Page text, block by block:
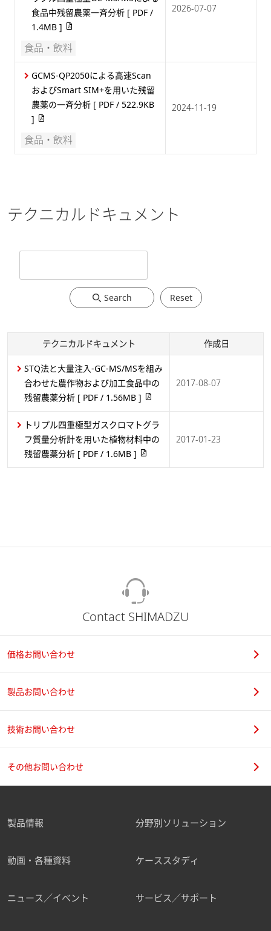
食品中残留農薬一斉分析 [ PDF /
1.4MB ]
食品・飲料
2026-07-07
GCMS-QP2050による高速Scan
およびSmart SIM+を用いた残留
農薬の一斉分析 [ PDF / 522.9KB
]
食品・飲料
2024-11-19
テクニカルドキュメント
Search Reset
テクニカルドキュメント 作成日
STQ法と大量注入-GC-MS/MSを組み
合わせた農作物および加工食品中の
残留農薬分析 [ PDF / 1.56MB ]
2017-08-07
トリプル四重極型ガスクロマトグラ
フ質量分析計を用いた植物材料中の
残留農薬分析 [ PDF / 1.6MB ]
2017-01-23
Contact SHIMADZU
価格お問い合わせ
製品お問い合わせ
技術お問い合わせ
その他お問い合わせ
製品情報 分野別ソリューション
動画・各種資料 ケーススタディ
ニュース／イベント サービス／サポート